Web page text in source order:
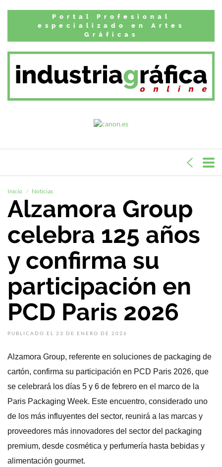
Portal Profesional
especializado en Artes
Gráficas
Inicio Noticias
Alzamora Group
celebra 125 años
y confirma su
participación en
PCD Paris 2026
PUBLICADO EL 23 DE ENERO DE 2026
Alzamora Group, referente en soluciones de packaging de
cartón, confirma su participación en PCD Paris 2026, que
se celebrará los días 5 y 6 de febrero en el marco de la
Paris Packaging Week. Este encuentro, considerado uno
de los más influyentes del sector, reunirá a las marcas y
proveedores más innovadores del sector del packaging
premium, desde cosmética y perfumería hasta bebidas y
alimentación gourmet.